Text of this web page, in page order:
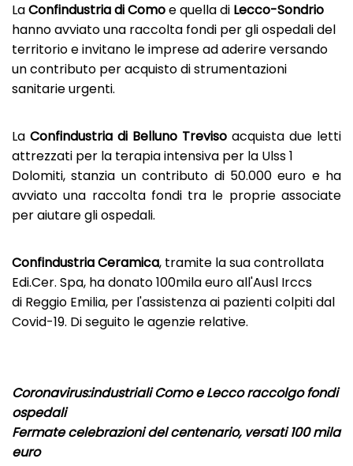
LaConfindustria di Comoe quella di Lecco-Sondrio
hanno avviato una raccolta fondi per gli ospedali del
territorio e invitano le imprese ad aderire versando
un contributo per acquisto di strumentazioni
sanitarie urgenti.
La Confindustria di Belluno Treviso acquista due letti
attrezzati per la terapia intensiva per la Ulss 1
Dolomiti, stanzia un contributo di 50.000 euro e ha
avviato una raccolta fondi tra le proprie associate
per aiutare gli ospedali.
Confindustria Ceramica, tramite la sua controllata
Edi.Cer. Spa, ha donato 100mila euro all'Ausl Irccs
di Reggio Emilia, per l'assistenza ai pazienti colpiti dal
Covid-19. Di seguito le agenzie relative.
Coronavirus:industriali Como e Lecco raccolgo fondi
ospedali
Fermate celebrazioni del centenario, versati 100 mila
euro